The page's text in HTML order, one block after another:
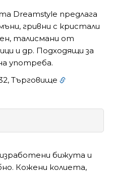
Dreamstyle предлага
гривни с кристали
талисмани от
и др. Подходящи за
употреба.
Търговище
бижута и
Кожени колиета,